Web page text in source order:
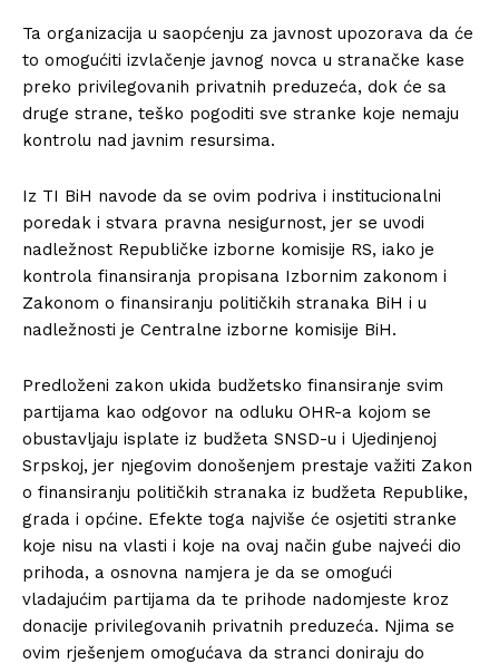
Ta organizacija u saopćenju za javnost upozorava da će
to omogućiti izvlačenje javnog novca u stranačke kase
preko privilegovanih privatnih preduzeća, dok će sa
druge strane, teško pogoditi sve stranke koje nemaju
kontrolu nad javnim resursima.
Iz TI BiH navode da se ovim podriva i institucionalni
poredak i stvara pravna nesigurnost, jer se uvodi
nadležnost Republičke izborne komisije RS, iako je
kontrola finansiranja propisana Izbornim zakonom i
Zakonom o finansiranju političkih stranaka BiH i u
nadležnosti je Centralne izborne komisije BiH.
Predloženi zakon ukida budžetsko finansiranje svim
partijama kao odgovor na odluku OHR-a kojom se
obustavljaju isplate iz budžeta SNSD-u i Ujedinjenoj
Srpskoj, jer njegovim donošenjem prestaje važiti Zakon
o finansiranju političkih stranaka iz budžeta Republike,
grada i općine. Efekte toga najviše će osjetiti stranke
koje nisu na vlasti i koje na ovaj način gube najveći dio
prihoda, a osnovna namjera je da se omogući
vladajućim partijama da te prihode nadomjeste kroz
donacije privilegovanih privatnih preduzeća. Njima se
ovim rješenjem omogućava da stranci doniraju do